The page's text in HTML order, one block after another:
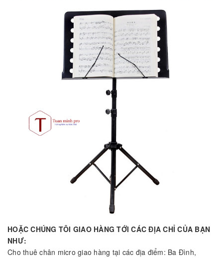
HOẶC CHÚNG TÔI GIAO HÀNG TỚI CÁC ĐỊA CHỈ CỦA BẠN
NHƯ:
Cho thuê chân micro giao hàng tại các địa điểm: Ba Đình,